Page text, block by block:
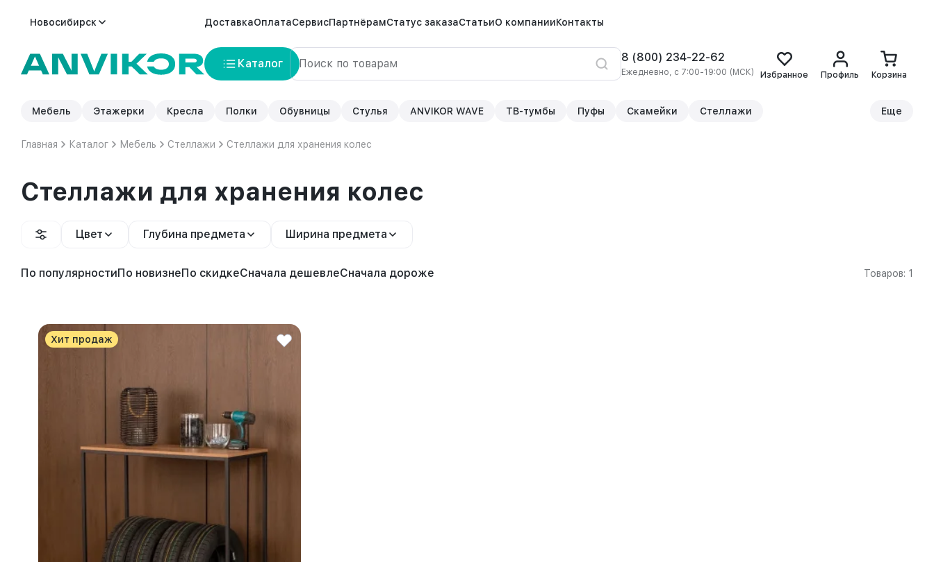
Новосибирск ДоставкаОплатаСервисПартнёрамСтатус заказаСтатьиО компанииКонтакты
Каталог 8 (800) 234-22-62
Ежедневно, с 7:00-19:00 (МСК) Избранное Профиль Корзина
Мебель Этажерки Кресла Полки Обувницы Стулья ANVIKOR WAVE ТВ-тумбы Пуфы Скамейки Стеллажи Еще
Главная Каталог Мебель Стеллажи Стеллажи для хранения колес
Стеллажи для хранения колес
Цвет Глубина предмета Ширина предмета
По популярностиПо новизнеПо скидкеСначала дешевлеСначала дороже Товаров: 1
Хит продаж